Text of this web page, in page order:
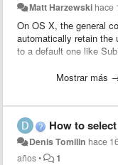
Matt Harzewski hace
On OS X, the general
automatically retain the
to a default one like
Mostrar más
How to select
Denis Tomilin hace
años• 1